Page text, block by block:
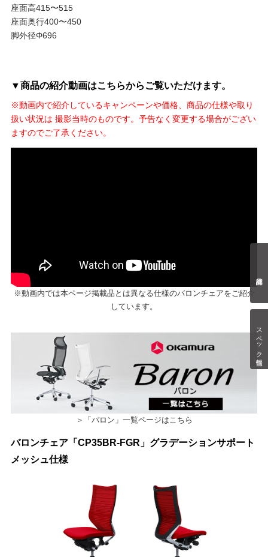
スペック情報
座面高415〜515
座面奥行400〜450
脚外径Φ696
▼商品の紹介動画はこちらからご覧いただけます。
※動画内で紹介しているキャンペーンや価格、商品の仕様や取り
扱い状況は 撮影当時のものです。予告なく変更する場合がござい
ますのでご了承ください。
※動画内では本ページ掲載品とは異なる仕様のバロンチェアをご紹介
しています。
＞「バロン」一覧ページはこちら
バロンチェア「CP35BR-FGR」グラデーションサポート
メッシュ仕様